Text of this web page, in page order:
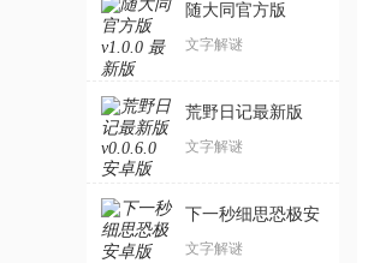
随大同官方版
文字解谜
荒野日记最新版
文字解谜
下一秒细思恐极安
卓版
文字解谜